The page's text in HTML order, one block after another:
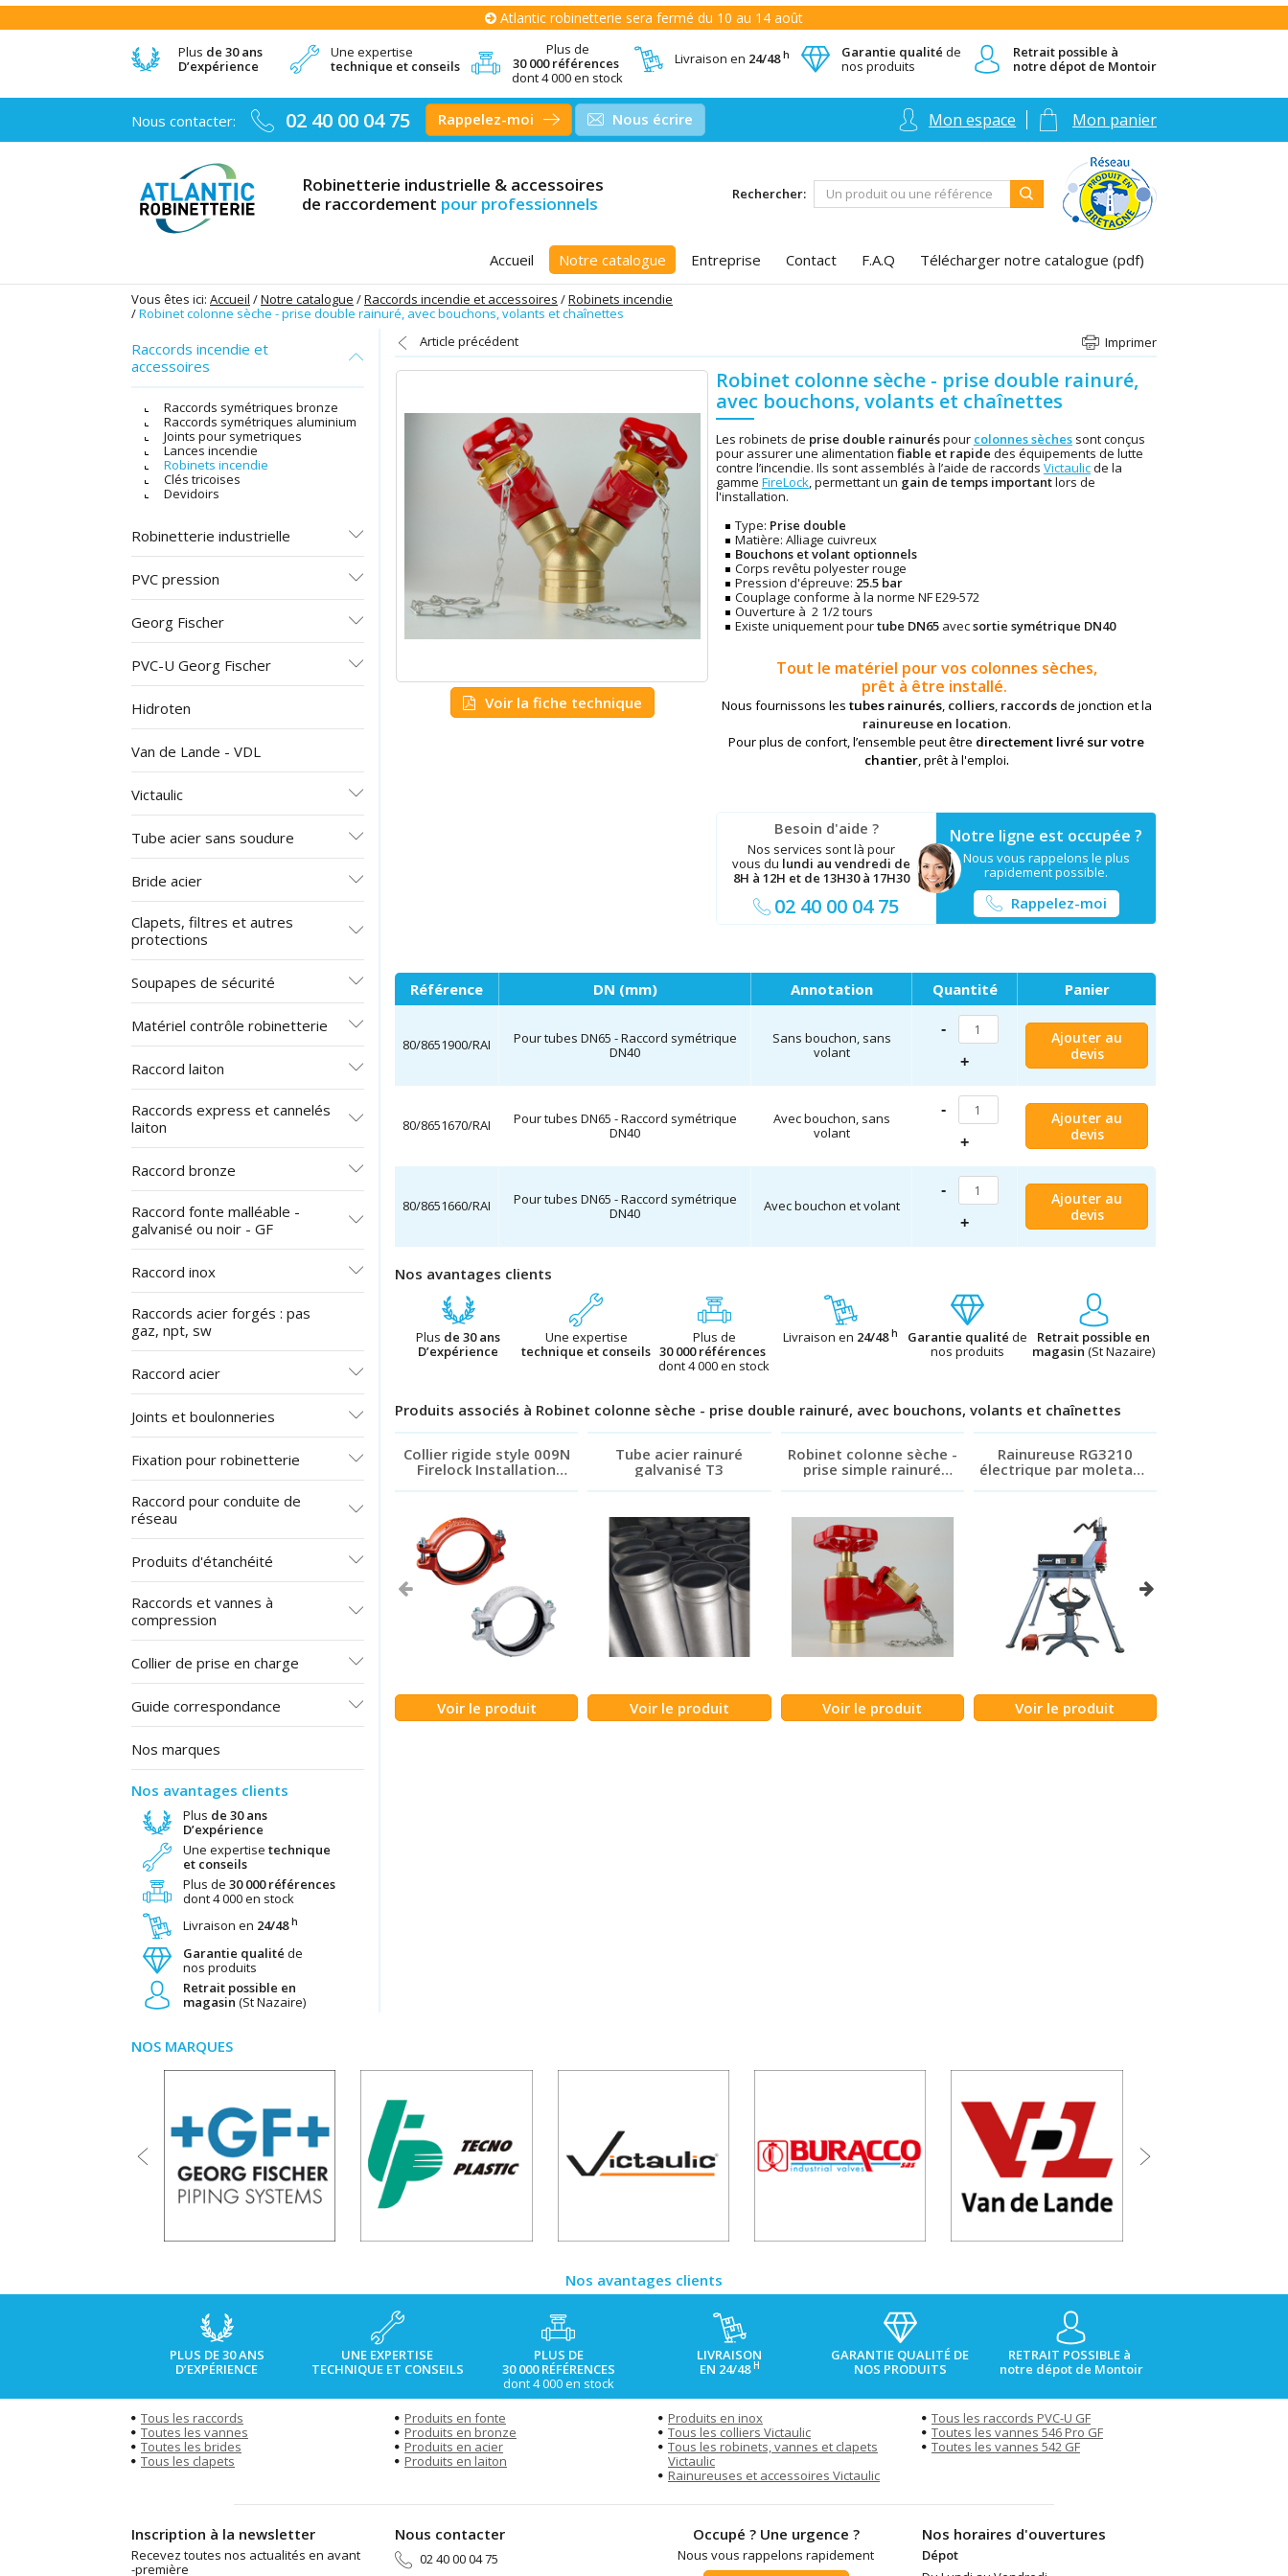
Atlantic robinetterie sera fermé du 10 au 14 août
Plus de 30 ans
D’expérience
Une expertise
technique et conseils
Plus de
30 000 références
dont 4 000 en stock
Livraison en 24/48h Garantie qualité de
nos produits
Retrait possible à
notre dépot de Montoir
Nous contacter: 02 40 00 04 75 Rappelez-moi Nous écrire Mon espace Mon panier
Robinetterie industrielle & accessoires
de raccordement pour professionnels Rechercher:
Accueil Notre catalogue Entreprise Contact F.A.Q Télécharger notre catalogue (pdf)
Vous êtes ici: Accueil Notre catalogue Raccords incendie et accessoires
Robinets incendie
Robinet colonne sèche - prise double rainuré, avec bouchons, volants et chaînettes
Raccords incendie et
accessoires
Raccords symétriques bronze
Raccords symétriques aluminium
Joints pour symetriques
Lances incendie
Robinets incendie
Clés tricoises
Devidoirs
Robinetterie industrielle
PVC pression
Georg Fischer
PVC-U Georg Fischer
Hidroten
Van de Lande - VDL
Victaulic
Tube acier sans soudure
Bride acier
Clapets, filtres et autres
protections
Soupapes de sécurité
Matériel contrôle robinetterie
Raccord laiton
Raccords express et cannelés
laiton
Raccord bronze
Raccord fonte malléable -
galvanisé ou noir - GF
Raccord inox
Raccords acier forgés : pas
gaz, npt, sw
Raccord acier
Joints et boulonneries
Fixation pour robinetterie
Raccord pour conduite de
réseau
Produits d'étanchéité
Raccords et vannes à
compression
Collier de prise en charge
Guide correspondance
Nos marques
Nos avantages clients
Plus de 30 ans
D’expérience
Une expertise technique
et conseils
Plus de 30 000 références
dont 4 000 en stock
Livraison en 24/48h
Garantie qualité de
nos produits
Retrait possible en
magasin (St Nazaire)
Article précédent Imprimer
Voir la fiche technique
Robinet colonne sèche - prise double rainuré,
avec bouchons, volants et chaînettes
Les robinets de prise double rainuréspour colonnes sèchessont conçus
pour assurer une alimentation fiable et rapide des équipements de lutte
contre l’incendie. Ils sont assemblés à l’aide de raccords Victaulicde la
gamme FireLock, permettant un gain de temps importantlors de
l'installation.
Type: Prise double
Matière: Alliage cuivreux
Bouchons et volant optionnels
Corps revêtu polyester rouge
Pression d'épreuve: 25.5 bar
Couplage conforme à la norme NF E29-572
Ouverture à 2 1/2 tours
Existe uniquement pourtube DN65 avecsortie symétrique DN40
Tout le matériel pour vos colonnes sèches,
prêt à être installé.
Nous fournissons les tubes rainurés, colliers, raccordsde jonction et la
rainureuse en location.
Pour plus de confort, l’ensemble peut être directement livré sur votre
chantier, prêt à l'emploi.
Besoin d'aide ?
Nos services sont là pour
vous du lundi au vendredi de
8H à 12H et de 13H30 à 17H30
02 40 00 04 75
Notre ligne est occupée ?
Nous vous rappelons le plus
rapidement possible.
Rappelez-moi
Référence DN (mm) Annotation Quantité Panier
80/8651900/RAI
Pour tubes DN65 - Raccord symétrique
DN40
Sans bouchon, sans
volant
-
+
Ajouter au
devis
80/8651670/RAI
Pour tubes DN65 - Raccord symétrique
DN40
Avec bouchon, sans
volant
-
+
Ajouter au
devis
80/8651660/RAI
Pour tubes DN65 - Raccord symétrique
DN40
Avec bouchon et volant
-
+
Ajouter au
devis
Nos avantages clients
Plus de 30 ans
D’expérience
Une expertise
technique et conseils
Plus de
30 000 références
dont 4 000 en stock
Livraison en 24/48h Garantie qualité de
nos produits
Retrait possible en
magasin (St Nazaire)
Produits associés à Robinet colonne sèche - prise double rainuré, avec bouchons, volants et chaînettes
Collier rigide style 009N
Firelock Installation
Voir le produit
Tube acier rainuré
galvanisé T3
Voir le produit
Robinet colonne sèche -
prise simple rainuré
Voir le produit
Rainureuse RG3210
électrique par moletage
Voir le produit
NOS MARQUES
Nos avantages clients
PLUS DE 30 ANS
D’EXPÉRIENCE
UNE EXPERTISE
TECHNIQUE ET CONSEILS
PLUS DE
30 000 RÉFÉRENCES
dont 4 000 en stock
LIVRAISON
EN 24/48 H
GARANTIE QUALITÉ DE
NOS PRODUITS
RETRAIT POSSIBLE à
notre dépot de Montoir
Tous les raccords
Toutes les vannes
Toutes les brides
Tous les clapets
Produits en fonte
Produits en bronze
Produits en acier
Produits en laiton
Produits en inox
Tous les colliers Victaulic
Tous les robinets, vannes et clapets
Victaulic
Rainureuses et accessoires Victaulic
Tous les raccords PVC-U GF
Toutes les vannes 546 Pro GF
Toutes les vannes 542 GF
Inscription à la newsletter
Recevez toutes nos actualités en avant
-première
Nous contacter
02 40 00 04 75
Occupé ? Une urgence ?
Nous vous rappelons rapidement
Nos horaires d'ouvertures
Dépot